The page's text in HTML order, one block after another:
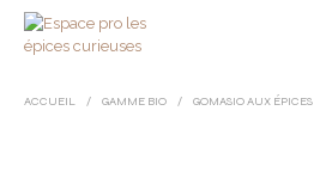
ACCUEIL / GAMME BIO / GOMASIO AUX ÉPICES